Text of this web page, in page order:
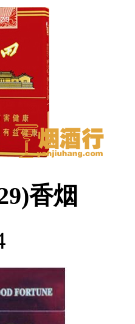
香烟